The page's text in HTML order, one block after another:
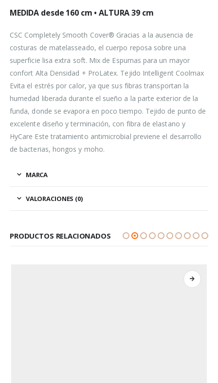
MEDIDA desde 160 cm • ALTURA 39 cm
CSC Completely Smooth Cover® Gracias a la ausencia de
costuras de matelasseado, el cuerpo reposa sobre una
superficie lisa extra soft. Mix de Espumas para un mayor
confort Alta Densidad + ProLatex. Tejido Intelligent Coolmax
Evita el estrés por calor, ya que sus fibras transportan la
humedad liberada durante el sueño a la parte exterior de la
funda, donde se evapora en poco tiempo. Tejido de punto de
excelente diseño y terminación, con fibra de elastano y
HyCare Este tratamiento antimicrobial previene el desarrollo
de bacterias, hongos y moho.
MARCA
VALORACIONES (0)
PRODUCTOS RELACIONADOS